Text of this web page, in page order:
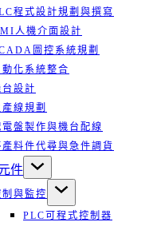
程式設計規劃與撰寫
人機介面設計
圖控系統規劃
動化系統整合
台設計
產線規劃
電盤製作與機台配線
產料件代尋與急件調貨
件
制與監控
PLC可程式控制器